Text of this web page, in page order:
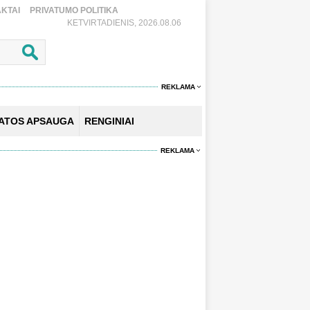
PRIVATUMO POLITIKA
KETVIRTADIENIS, 2026.08.06
REKLAMA
APSAUGA RENGINIAI
REKLAMA